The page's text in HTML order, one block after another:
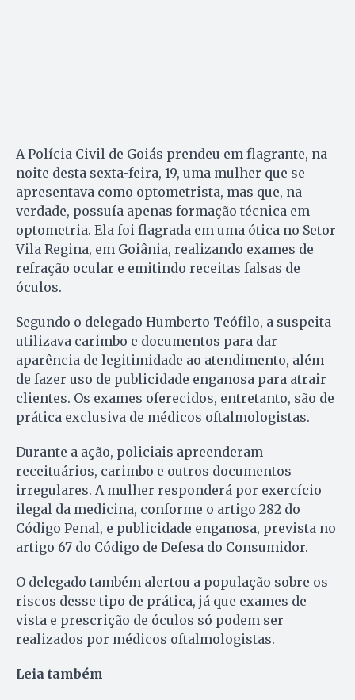
A Polícia Civil de Goiás prendeu em flagrante, na
noite desta sexta-feira, 19, uma mulher que se
apresentava como optometrista, mas que, na
verdade, possuía apenas formação técnica em
optometria. Ela foi flagrada em uma ótica no Setor
Vila Regina, em Goiânia, realizando exames de
refração ocular e emitindo receitas falsas de
óculos.
Segundo o delegado Humberto Teófilo, a suspeita
utilizava carimbo e documentos para dar
aparência de legitimidade ao atendimento, além
de fazer uso de publicidade enganosa para atrair
clientes. Os exames oferecidos, entretanto, são de
prática exclusiva de médicos oftalmologistas.
Durante a ação, policiais apreenderam
receituários, carimbo e outros documentos
irregulares. A mulher responderá por exercício
ilegal da medicina, conforme o artigo 282 do
Código Penal, e publicidade enganosa, prevista no
artigo 67 do Código de Defesa do Consumidor.
O delegado também alertou a população sobre os
riscos desse tipo de prática, já que exames de
vista e prescrição de óculos só podem ser
realizados por médicos oftalmologistas.
Leia também